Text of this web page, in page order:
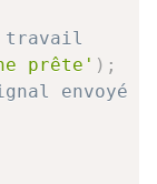
travail
prête' ) ;
envoyé